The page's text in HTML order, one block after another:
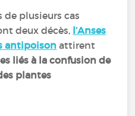
plusieurs cas
deux décès, l’Anses
antipoison attirent
liés à la confusion de
plantes